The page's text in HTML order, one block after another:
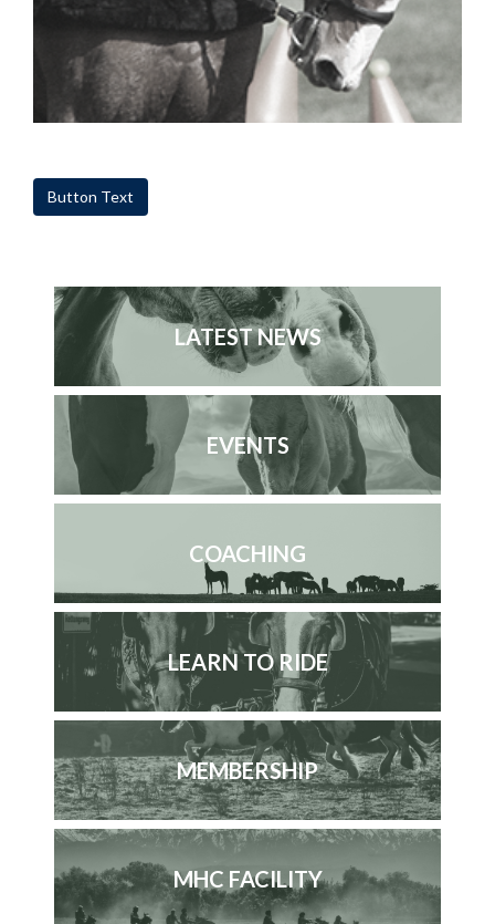
Button Text
LATEST NEWS
EVENTS
COACHING
LEARN TO RIDE
MEMBERSHIP
MHC FACILITY